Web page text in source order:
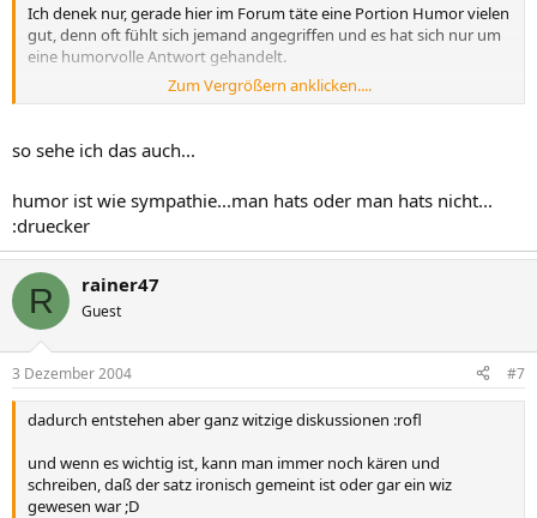
Ich denek nur, gerade hier im Forum täte eine Portion Humor vielen
gut, denn oft fühlt sich jemand angegriffen und es hat sich nur um
eine humorvolle Antwort gehandelt.
Wenn man das Gefühl hat, den Humor eines anderen nicht zu
sein lassen. ;-)
Zum Vergrößern anklicken....
so sehe ich das auch...
humor ist wie sympathie...man hats oder man hats nicht...
:druecker
R rainer47
Guest
3 Dezember 2004 #7
dadurch entstehen aber ganz witzige diskussionen :rofl
und wenn es wichtig ist, kann man immer noch kären und
schreiben, daß der satz ironisch gemeint ist oder gar ein wiz
gewesen war ;D